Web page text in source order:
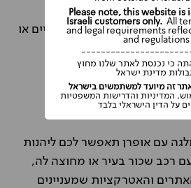
הדרכים.
לאיים הקנריים והבלריים או
לגבי השכרת הרכב שלכם
עם אופרן תאפשר לכם ליהנות
רכב שכור בעיר או מחוצה לה,
והאטרקציות שמעניינים
Please note, this website is
Israeli customers only.All
and legal requirements
and regulations
כי נכנסת לאתר שלנו מחוץ
מדינת ישראל
זה מיועד למשתמשים בישראל
המדיניות והדרישות המשפטיות
על הדין הישראלי בלבד